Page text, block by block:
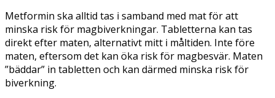
Metformin ska alltid tas i samband med mat för att
minska risk för magbiverkningar. Tabletterna kan tas
direkt efter maten, alternativt mitt i måltiden. Inte före
maten, eftersom det kan öka risk för magbesvär. Maten
”bäddar” in tabletten och kan därmed minska risk för
biverkning.